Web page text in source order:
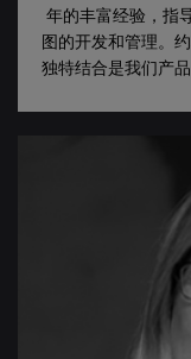
年的丰富经验，指
图的开发和管理。
独特结合是我们产